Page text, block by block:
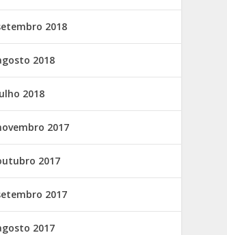
2018
2018
2018
2017
2017
2017
2017